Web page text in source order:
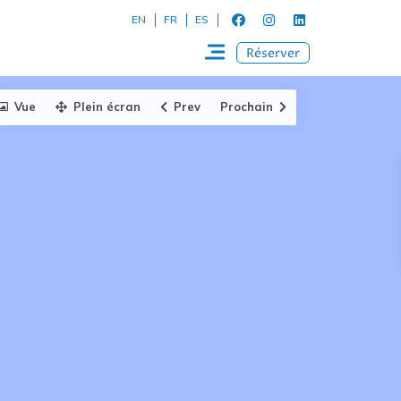
EN FR ES
Réserver
Vue Plein écran Prev Prochain